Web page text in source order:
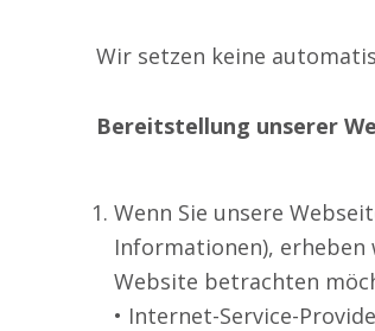
Wir setzen keine
Bereitstellung unserer
Wenn Sie unsere
Informationen), erheben
Website betrachten
• Internet-Service-